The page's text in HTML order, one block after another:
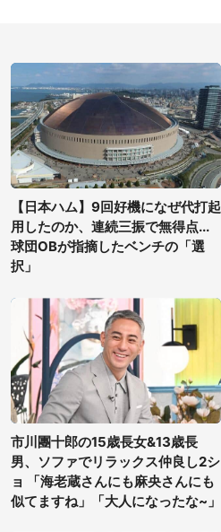
【日本ハム】9回好機になぜ代打起
用したのか、連続三振で無得点...
球団OBが指摘したベンチの「選
択」
市川團十郎の15歳長女&13歳長
男、ソファでリラックス仲良し2シ
ョ 「海老蔵さんにも麻央さんにも
似てますね」「大人になったな~」